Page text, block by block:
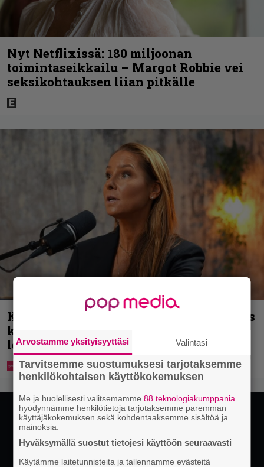
Nyt Netflixissä: 180 miljoonan
toimintaseikkailu – Margot Robbie vei
seksikohtauksen liian pitkälle
Karita Tykän ja Sami Saikkosen rakkaus
kukoistaa – vähäpukeista hempeilyä ja
leveitä virnistyksiä laiturilla
Arvostamme yksityisyyttäsi Valintasi
Tarvitsemme suostumuksesi tarjotaksemme
henkilökohtaisen käyttökokemuksen
Me ja huolellisesti valitsemamme88 teknologiakumppania
hyödynnämme henkilötietoja tarjotaksemme paremman
käyttäjäkokemuksen sekä kohdentaaksemme sisältöä ja
mainoksia.
Hyväksymällä suostut tietojesi käyttöön seuraavasti
Käytämme laitetunnisteita ja tallennamme evästeitä